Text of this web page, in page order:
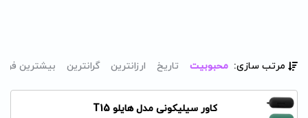
مرتب سازی: محبوبیت تاریخ ارزانترین گرانترین بیشترین
کاور سیلیکونی مدل هایلو T15